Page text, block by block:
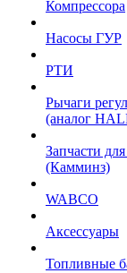
Компрессора
Насосы ГУР
РТИ
Рычаги
(аналог
Запчасти
(Камминз)
WABCO
Аксессуары
Топливные